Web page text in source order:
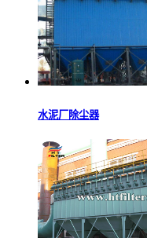
水泥厂除尘器